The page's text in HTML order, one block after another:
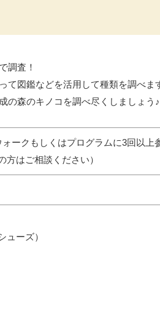
調査！
図鑑などを活用して種類を調べま
の森のキノコを調べ尽くしましょう♪
ークもしくはプログラムに3回以上
はご相談ください）
ューズ）